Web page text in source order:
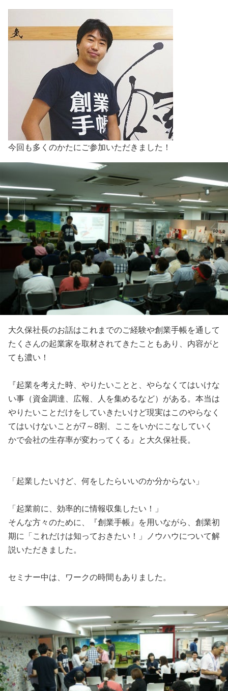
今回も多くのかたにご参加いただきました！
大久保社長のお話はこれまでのご経験や創業手帳を通して
たくさんの起業家を取材されてきたこともあり、内容がと
ても濃い！
『起業を考えた時、やりたいことと、やらなくてはいけな
い事（資金調達、広報、人を集めるなど）がある。本当は
やりたいことだけをしていきたいけど現実はこのやらなく
てはいけないことが7～8割、ここをいかにこなしていく
かで会社の生存率が変わってくる』と大久保社長。
「起業したいけど、何をしたらいいのか分からない」
「起業前に、効率的に情報収集したい！」
そんな方々のために、『創業手帳』を用いながら、創業初
期に「これだけは知っておきたい！」ノウハウについて解
説いただきました。
セミナー中は、ワークの時間もありました。